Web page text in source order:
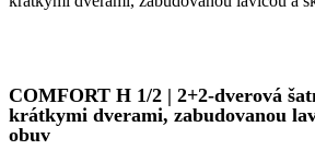
COMFORT H 1/2 | 2+2-dverová
krátkymi dverami, zabudovanou
obuv